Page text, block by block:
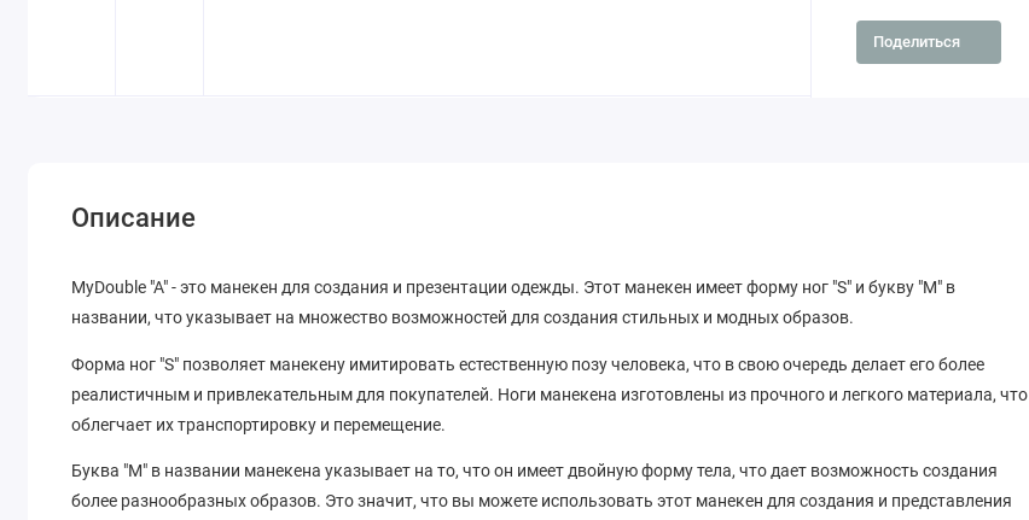
Поделиться
Описание
MyDouble "A" - это манекен для создания и презентации одежды. Этот манекен имеет форму ног "S" и букву "М" в
названии, что указывает на множество возможностей для создания стильных и модных образов.
Форма ног "S" позволяет манекену имитировать естественную позу человека, что в свою очередь делает его более
реалистичным и привлекательным для покупателей. Ноги манекена изготовлены из прочного и легкого материала, что
облегчает их транспортировку и перемещение.
Буква "М" в названии манекена указывает на то, что он имеет двойную форму тела, что дает возможность создания
более разнообразных образов. Это значит, что вы можете использовать этот манекен для создания и представления